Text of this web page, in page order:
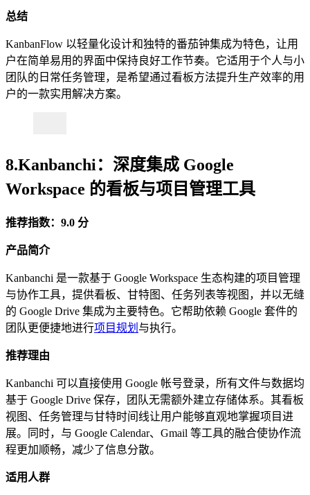
总结
KanbanFlow 以轻量化设计和独特的番茄钟集成为特色，让用
户在简单易用的界面中保持良好工作节奏。它适用于个人与小
团队的日常任务管理，是希望通过看板方法提升生产效率的用
户的一款实用解决方案。
8.Kanbanchi：深度集成 Google
Workspace 的看板与项目管理工具
推荐指数：9.0 分
产品简介
Kanbanchi 是一款基于 Google Workspace 生态构建的项目管理
与协作工具，提供看板、甘特图、任务列表等视图，并以无缝
的 Google Drive 集成为主要特色。它帮助依赖 Google 套件的
团队更便捷地进行项目规划 与执行。
推荐理由
Kanbanchi 可以直接使用 Google 帐号登录，所有文件与数据均
基于 Google Drive 保存，团队无需额外建立存储体系。其看板
视图、任务管理与甘特时间线让用户能够直观地掌握项目进
展。同时，与 Google Calendar、Gmail 等工具的融合使协作流
程更加顺畅，减少了信息分散。
适用人群